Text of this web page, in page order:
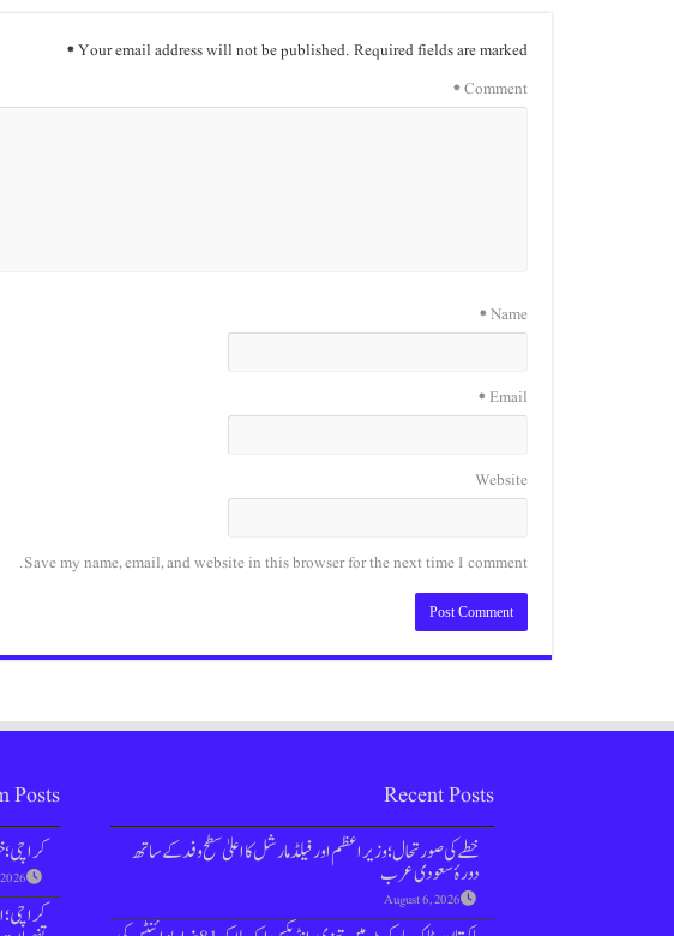
Your email address will not be published.Required fields are marked
*
Comment
*
Name
*
Email
*
Website
Save my name, email, and website in this browser for the next time I comment.
Posts
کراچی؛
کراچی؛
Recent Posts
خطے کی صورتحال؛ وزیراعظم اور فیلڈ مارشل کا اعلیٰ سطح وفد کے ساتھ
دورۂ سعودی عرب
August 6, 2026